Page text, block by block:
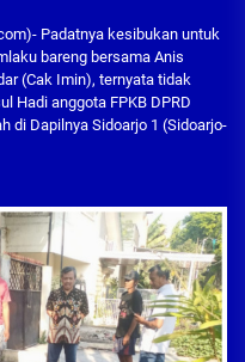
Padatnya kesibukan untuk
bareng bersama Anis
(Cak Imin), ternyata tidak
Hadi anggota FPKB DPRD
di Dapilnya Sidoarjo 1 (Sidoarjo-